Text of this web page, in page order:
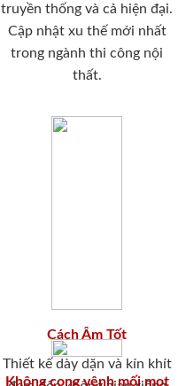
truyền thống và cả hiện đại.
Cập nhật xu thế mới nhất
trong ngành thi công nội
thất.
Cách Âm Tốt
Thiết kế dày dặn và kín khít
Không cong vênh mối mọt